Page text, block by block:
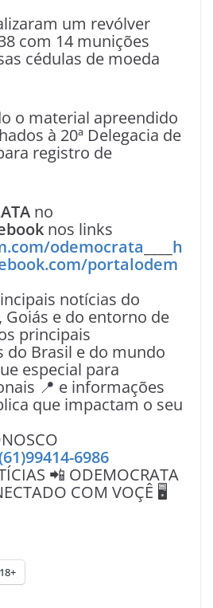
um revólver
com 14 munições
cédulas de moeda
o material apreendido
à 20ª Delegacia de
registro de
no
nos links
odemocrata
h
portalodem
notícias do
Goiás e do entorno de
principais
do Brasil e do mundo
especial para
📍 e informações
que impactam o seu
6986
📲 ODEMOCRATA
COM VOÇÊ 🖥️
18+